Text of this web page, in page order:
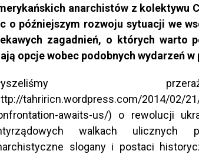
anarchistów z kolektywu
o późniejszym rozwoju sytuacji we
zagadnień, o których warto
opcje wobec podobnych wydarzeń
tahriricn.wordpress.com/2014/02/
awaits-us/) o rewolucji
walkach ulicznych
slogany i postaci